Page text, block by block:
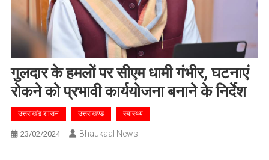
गुलदार के हमलों पर सीएम धामी गंभीर, घटनाएं
रोकने को प्रभावी कार्ययोजना बनाने के निर्देश
उत्तराखंड शासन उत्तराखण्ड स्वास्थ्य
23/02/2024 Bhaukaal News